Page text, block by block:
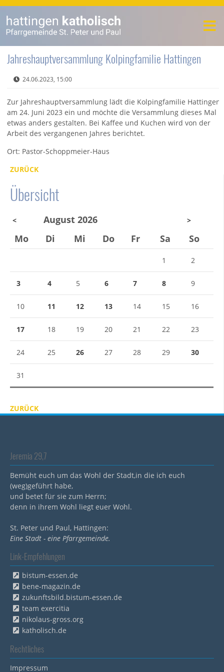
Jahreshauptversammlung Kolpingfamilie Hattingen
24.06.2023, 15:00
Zur Jahreshauptversammlung lädt die Kolpingfamilie Hattingen
am 24. Juni 2023 ein und möchte die Versammlung dieses Mal
etwas anders gestalten. Bei Kaffee und Kuchen wird von der
Arbeit des vergangenen Jahres berichtet.
Ort: Pastor-Schoppmeier-Haus
ZURÜCK
Übersicht
< August 2026 >
Mo Di Mi Do Fr Sa So
1 2
3 4 5 6 7 8 9
10 11 12 13 14 15 16
17 18 19 20 21 22 23
24 25 26 27 28 29 30
31
ZURÜCK
Jeremia 29,7
Bemüht euch um das Wohl der Stadt,in die ich euch
(weg)geführt habe,
und betet für sie zum Herrn;
denn in ihrem Wohl liegt euer Wohl.
St. Peter und Paul, Hattingen:
Eine Stadt - eine Pfarrgemeinde.
Link-Empfehlungen
bistum-essen.de
bene-magazin.de
zukunftsbild.bistum-essen.de
team exercitia
nikolaus-gross.org
katholisch.de
Rechtliches
Impressum